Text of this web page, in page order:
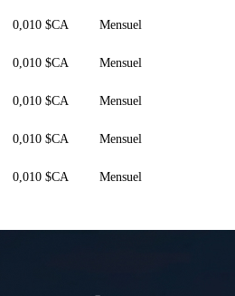
0,010 $CA Mensuel
0,010 $CA Mensuel
0,010 $CA Mensuel
0,010 $CA Mensuel
0,010 $CA Mensuel